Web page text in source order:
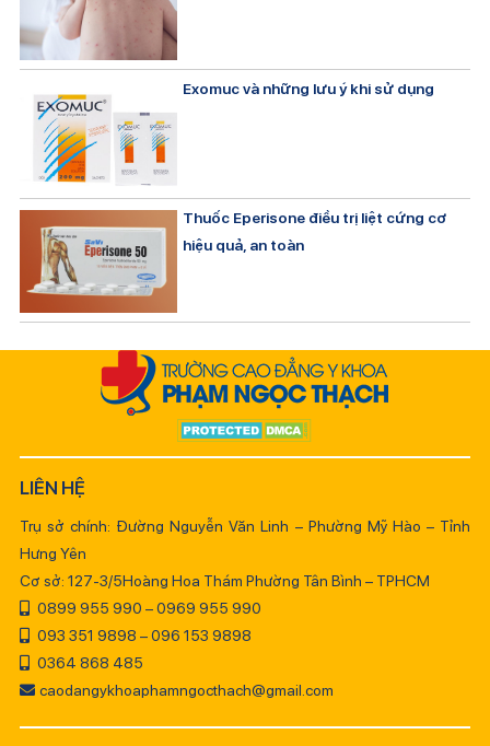
Exomuc và những lưu ý khi sử dụng
Thuốc Eperisone điều trị liệt cứng cơ
hiệu quả, an toàn
LIÊN HỆ
Trụ sở chính: Đường Nguyễn Văn Linh – Phường Mỹ Hào – Tỉnh
Hưng Yên
Cơ sở: 127-3/5Hoàng Hoa Thám Phường Tân Bình – TPHCM
0899 955 990 – 0969 955 990
093 351 9898 – 096 153 9898
0364 868 485
caodangykhoaphamngocthach@gmail.com